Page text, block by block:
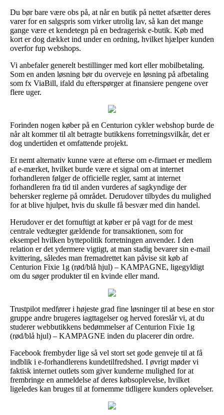
Du bør bare være obs på, at når en butik på nettet afsætter deres
varer for en salgspris som virker utrolig lav, så kan det mange
gange være et kendetegn på en bedragerisk e-butik. Køb med
kort er dog dækket ind under en ordning, hvilket hjælper kunden
overfor fup webshops.
Vi anbefaler generelt bestillinger med kort eller mobilbetaling.
Som en anden løsning bør du overveje en løsning på afbetaling
som fx ViaBill, ifald du efterspørger at finansiere pengene over
flere uger.
Forinden nogen køber på en Centurion cykler webshop burde de
når alt kommer til alt betragte butikkens forretningsvilkår, det er
dog undertiden et omfattende projekt.
Et nemt alternativ kunne være at efterse om e-firmaet er medlem
af e-mærket, hvilket burde være et signal om at internet
forhandleren følger de officielle regler, samt at internet
forhandleren fra tid til anden vurderes af sagkyndige der
behersker reglerne på området. Derudover tilbydes du mulighed
for at blive hjulpet, hvis du skulle få besvær med din handel.
Herudover er det fornuftigt at køber er på vagt for de mest
centrale vedtægter gældende for transaktionen, som for
eksempel hvilken byttepolitik forretningen anvender. I den
relation er det ydermere vigtigt, at man stadig bevarer sin e-mail
kvittering, således man fremadrettet kan påvise sit køb af
Centurion Fixie 1g (rød/blå hjul) – KAMPAGNE, ligegyldigt
om du søger produkter til en kvinde eller mand.
Trustpilot medfører i højeste grad fine løsninger til at bese en stor
gruppe andre brugeres iagttagelser og herved foreslår vi, at du
studerer webbutikkens bedømmelser af Centurion Fixie 1g
(rød/blå hjul) – KAMPAGNE inden du placerer din ordre.
Facebook frembyder lige så vel stort set gode genveje til at få
indblik i e-forhandlerens kundetilfredshed. I øvrigt møder vi
faktisk internet outlets som giver kunderne mulighed for at
frembringe en anmeldelse af deres købsoplevelse, hvilket
ligeledes kan bruges til at fornemme tidligere kunders oplevelser.